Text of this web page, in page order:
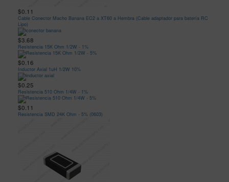
$0.11
Cable Conector Macho Banana EC2 a XT60 a Hembra (Cable adaptador para batería RC
Lipo)
$3.68
Resistencia 15K Ohm 1/2W - 1%
$0.16
Inductor Axial 1uH 1/2W 10%
$0.25
Resistencia 510 Ohm 1/4W - 1%
$0.11
Resistencia SMD 24K Ohm - 5% (0603)